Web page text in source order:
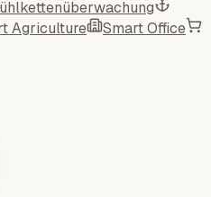
Agriculture
Smart Office